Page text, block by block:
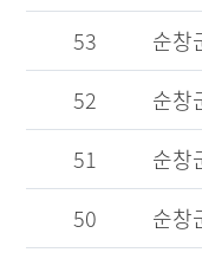
53
순창
52
순창
51
순창
50
순창